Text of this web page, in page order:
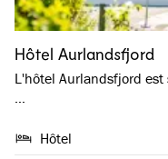
Hôtel Aurlandsfjord
L'hôtel Aurlandsfjord
…
Hôtel